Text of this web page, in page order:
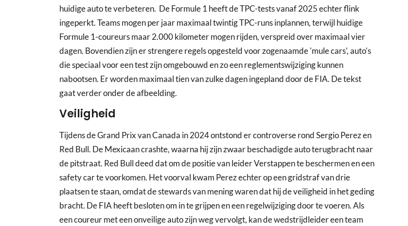
huidige auto te verbeteren. De Formule 1 heeft de TPC-tests vanaf 2025 echter flink
ingeperkt. Teams mogen per jaar maximaal twintig TPC-runs inplannen, terwijl huidige
Formule 1-coureurs maar 2.000 kilometer mogen rijden, verspreid over maximaal vier
dagen. Bovendien zijn er strengere regels opgesteld voor zogenaamde 'mule cars', auto's
die speciaal voor een test zijn omgebouwd en zo een reglementswijziging kunnen
nabootsen. Er worden maximaal tien van zulke dagen ingepland door de FIA. De tekst
gaat verder onder de afbeelding.
Veiligheid
Tijdens de Grand Prix van Canada in 2024 ontstond er controverse rond Sergio Perez en
Red Bull. De Mexicaan crashte, waarna hij zijn zwaar beschadigde auto terugbracht naar
de pitstraat. Red Bull deed dat om de positie van leider Verstappen te beschermen en een
safety car te voorkomen. Het voorval kwam Perez echter op een gridstraf van drie
plaatsen te staan, omdat de stewards van mening waren dat hij de veiligheid in het geding
bracht. De FIA heeft besloten om in te grijpen en een regelwijziging door te voeren. Als
een coureur met een onveilige auto zijn weg vervolgt, kan de wedstrijdleider een team